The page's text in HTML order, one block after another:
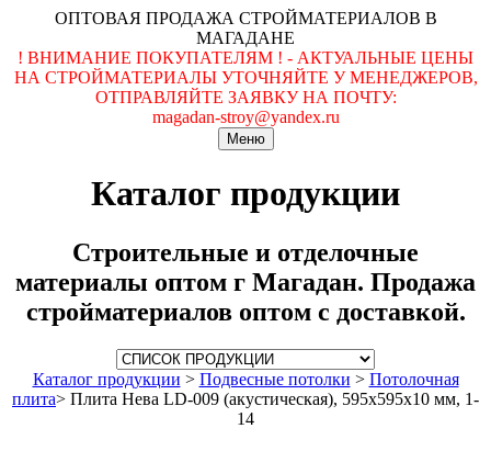
ОПТОВАЯ ПРОДАЖА СТРОЙМАТЕРИАЛОВ В
МАГАДАНЕ
! ВНИМАНИЕ ПОКУПАТЕЛЯМ ! - АКТУАЛЬНЫЕ ЦЕНЫ
НА СТРОЙМАТЕРИАЛЫ УТОЧНЯЙТЕ У МЕНЕДЖЕРОВ,
ОТПРАВЛЯЙТЕ ЗАЯВКУ НА ПОЧТУ:
magadan-stroy@yandex.ru
Меню
Каталог продукции
Строительные и отделочные
материалы оптом г Магадан. Продажа
стройматериалов оптом с доставкой.
Каталог продукции > Подвесные потолки > Потолочная
плита> Плита Нева LD-009 (акустическая), 595x595x10 мм, 1-
14